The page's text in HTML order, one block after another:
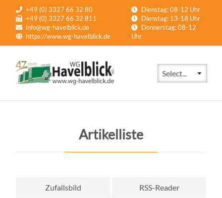
+49 (0) 3327 66 32 80
+49 (0) 3327 66 32 811
info@wg-havelblick.de
https://www.wg-havelblick.de
Dienstag: 08-12 Uhr
Dienstag: 13-18 Uhr
Donnerstag: 08-12
Uhr
Artikelliste
Zufallsbild RSS-Reader